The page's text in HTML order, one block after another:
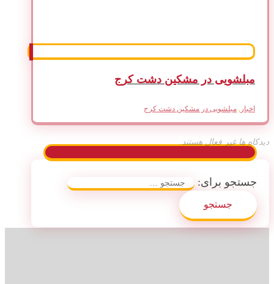
مبلشویی در مشکین دشت کرج
اخبار , مبلشویی در مشکین دشت کرج
دیدکاه ها غیر فعال هستند.
جستجو برای: